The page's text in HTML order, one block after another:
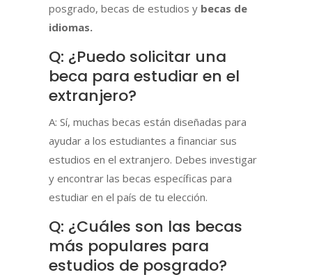
posgrado, becas de estudios y becas de
idiomas.
Q: ¿Puedo solicitar una
beca para estudiar en el
extranjero?
A: Sí, muchas becas están diseñadas para
ayudar a los estudiantes a financiar sus
estudios en el extranjero. Debes investigar
y encontrar las becas específicas para
estudiar en el país de tu elección.
Q: ¿Cuáles son las becas
más populares para
estudios de posgrado?